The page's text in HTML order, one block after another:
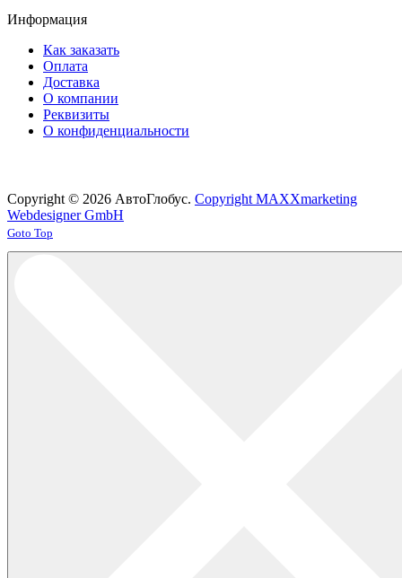
Информация
Как заказать
Оплата
Доставка
О компании
Реквизиты
О конфиденциальности
Copyright © 2026 АвтоГлобус. Copyright MAXXmarketing
Webdesigner GmbH
Joomla! 3 Templates
Goto Top